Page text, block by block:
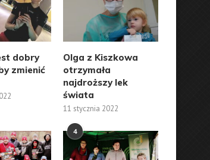
dobry
zmienić
Olga z Kiszkowa
otrzymała
najdroższy lek
świata
11 stycznia 2022
4